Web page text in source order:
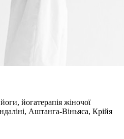
йогатерапія жіночої
Аштанга-Віньяса, Крійя